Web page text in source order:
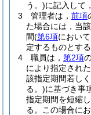
う。)に記入して
3
管理者は， 前項
た場合には，当
間(第6項におい
定するものとする
4
職員は， 第2項
により指定され
該指定期間若し
る。)に基づき事
指定期間を短縮
る。
この場合に